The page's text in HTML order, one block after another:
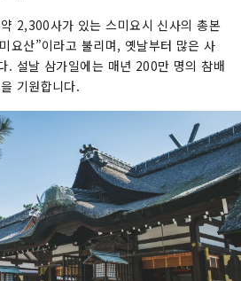
2,300사가 있는 스미요시 신사의 총본
요산”이라고 불리며, 옛날부터 많은 사
. 설날 삼가일에는 매년 200만 명의 참배
기원합니다.